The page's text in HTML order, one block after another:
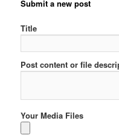
Submit a new post
Title
Post content or file
Your Media Files